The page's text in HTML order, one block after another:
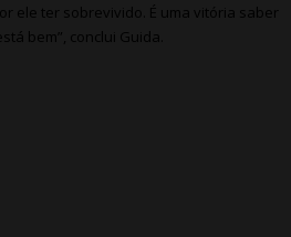
ele ter sobrevivido. É uma vitória saber
bem”, conclui Guida.